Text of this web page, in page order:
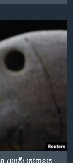
(រូប​ត្រី) ត្រូវ​បាន​គេ​